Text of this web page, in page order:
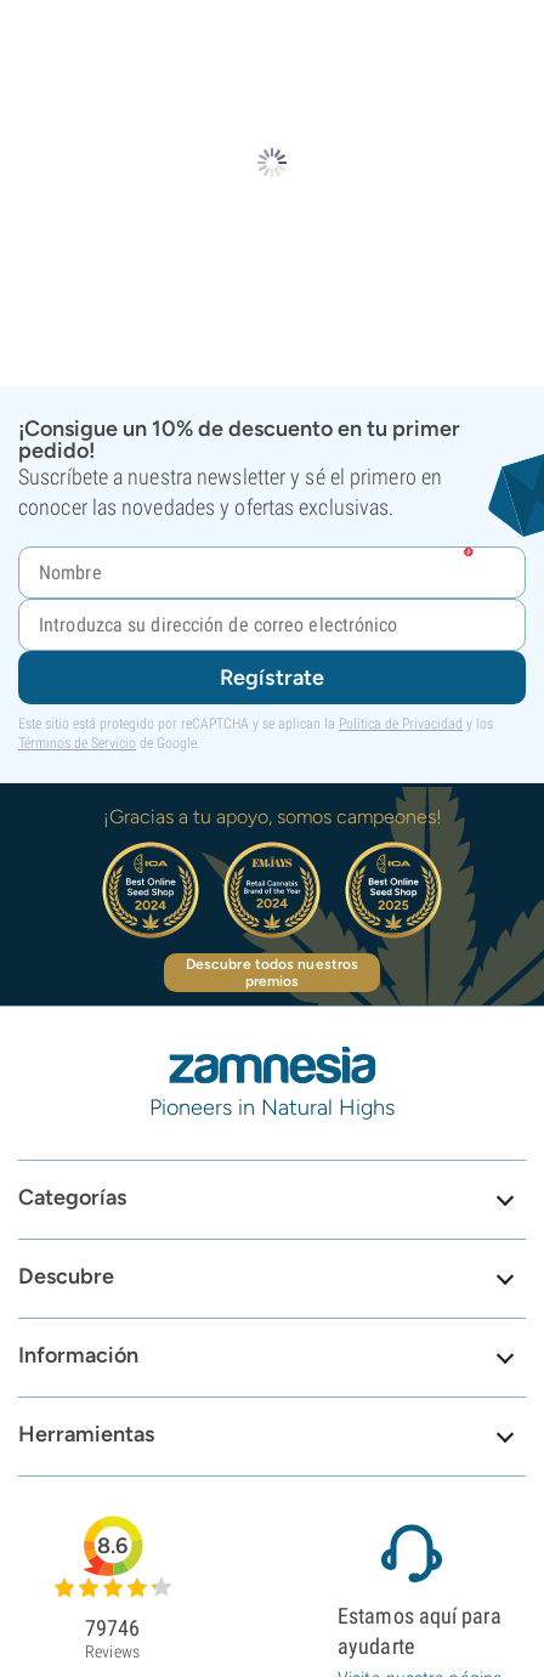
¡Consigue un 10% de descuento en tu primer
pedido!
Suscríbete a nuestra newsletter y sé el primero en
conocer las novedades y ofertas exclusivas.
Regístrate
Este sitio está protegido por reCAPTCHA y se aplican la Política de Privacidad y los
Términos de Servicio de Google.
¡Gracias a tu apoyo, somos campeones!
Descubre todos nuestros
premios
Pioneers in Natural Highs
Categorías
Descubre
Información
Herramientas
8.6
79746
Reviews
Estamos aquí para
ayudarte